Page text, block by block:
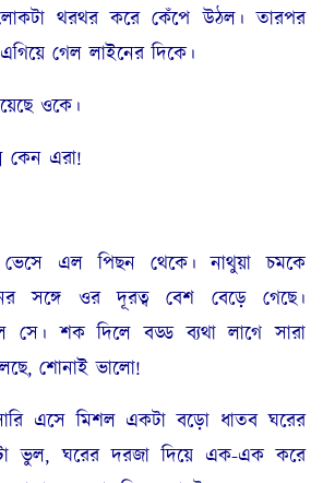
লোকটা থরথর করে কেঁপে উঠল। তারপর
গেল লাইনের দিকে।
ওকে।
কেন এরা!
এল পিছন থেকে। নাথুয়া চমকে
সঙ্গে ওর দূরত্ব বেশ বেড়ে গেছে।
সে। শক দিলে বড্ড ব্যথা লাগে সারা
শোনাই ভালো!
এসে মিশল একটা বড়ো ধাতব ঘরের
ভুল, ঘরের দরজা দিয়ে এক-এক করে